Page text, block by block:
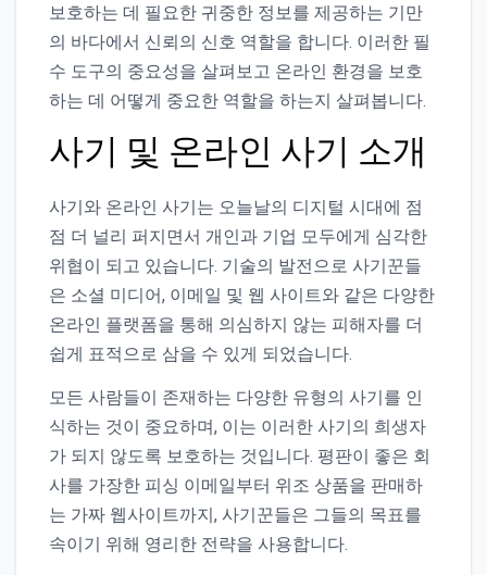
보호하는 데 필요한 귀중한 정보를 제공하는 기만
의 바다에서 신뢰의 신호 역할을 합니다. 이러한 필
수 도구의 중요성을 살펴보고 온라인 환경을 보호
하는 데 어떻게 중요한 역할을 하는지 살펴봅니다.
사기 및 온라인 사기 소개
사기와 온라인 사기는 오늘날의 디지털 시대에 점
점 더 널리 퍼지면서 개인과 기업 모두에게 심각한
위협이 되고 있습니다. 기술의 발전으로 사기꾼들
은 소셜 미디어, 이메일 및 웹 사이트와 같은 다양한
온라인 플랫폼을 통해 의심하지 않는 피해자를 더
쉽게 표적으로 삼을 수 있게 되었습니다.
모든 사람들이 존재하는 다양한 유형의 사기를 인
식하는 것이 중요하며, 이는 이러한 사기의 희생자
가 되지 않도록 보호하는 것입니다. 평판이 좋은 회
사를 가장한 피싱 이메일부터 위조 상품을 판매하
는 가짜 웹사이트까지, 사기꾼들은 그들의 목표를
속이기 위해 영리한 전략을 사용합니다.